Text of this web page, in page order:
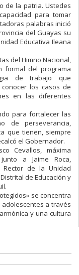
de la patria. Ustedes
para tomar
palabras inició
del Guayas su
Educativa Ileana
del Himno Nacional,
formal del programa
de trabajo que
los casos de
en las diferentes
para fortalecer las
de perseverancia,
que tienen, siempre
el Gobernador.
Cevallos, máxima
a Jaime Roca,
Rector de la Unidad
de Educación y
se concentra
a través
y una cultura